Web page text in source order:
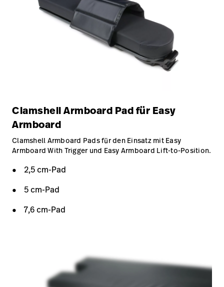
Clamshell Armboard Pad für Easy
Armboard
Clamshell Armboard Pads für den Einsatz mit Easy
Armboard With Trigger und Easy Armboard Lift-to-Position.
2,5 cm-Pad
5 cm-Pad
7,6 cm-Pad